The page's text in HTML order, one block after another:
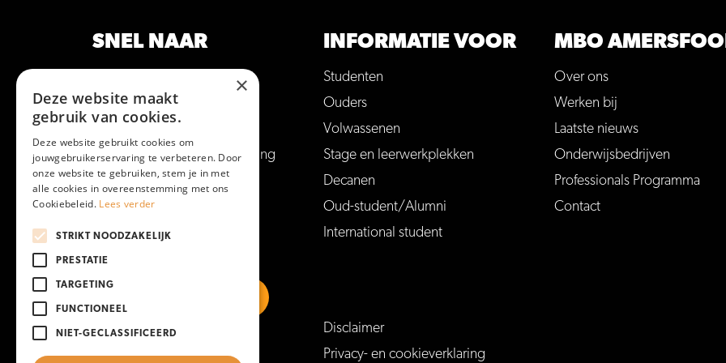
SNEL NAAR
Hulp bij studiekeuze
Aanmelden voor een opleiding
Vakantie en vrije dagen
Veelgestelde vragen
INFORMATIE VOOR
Studenten
Ouders
Volwassenen
Stage en leerwerkplekken
Decanen
Oud-student/Alumni
International student
MBO
Over ons
Werken bij
Laatste nieuws
Onderwijsbedrijven
Professionals Programma
Contact
https://www.linkedin.com/school/mboamersfoort
https://www.instagram.com/mboamersfoort/
https://www.facebook.com/MBOAmersfoort
https://www.youtube.com/channel/UCQTy6iqLXu4Q6_ZT-7j0UGw
Disclaimer
Privacy- en cookieverklaring
×
Deze website maakt
gebruik van cookies.
Deze website gebruikt cookies om
jouwgebruikerservaring te verbeteren. Door
onze website te gebruiken, stem je in met
alle cookies in overeenstemming met ons
Cookiebeleid. Lees verder
STRIKT NOODZAKELIJK
PRESTATIE
TARGETING
FUNCTIONEEL
NIET-GECLASSIFICEERD